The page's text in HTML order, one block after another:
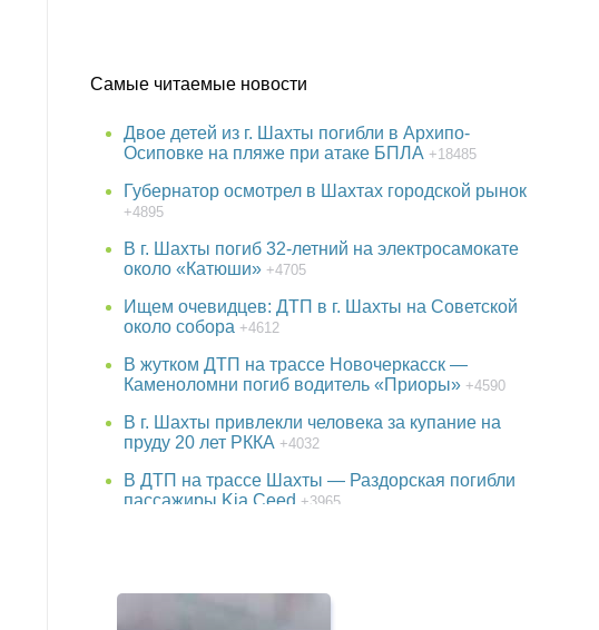
Самые читаемые новости
Двое детей из г. Шахты погибли в Архипо-
Осиповке на пляже при атаке БПЛА +18485
Губернатор осмотрел в Шахтах городской рынок
+4895
В г. Шахты погиб 32-летний на электросамокате
около «Катюши» +4705
Ищем очевидцев: ДТП в г. Шахты на Советской
около собора +4612
В жутком ДТП на трассе Новочеркасск —
Каменоломни погиб водитель «Приоры» +4590
В г. Шахты привлекли человека за купание на
пруду 20 лет РККА +4032
В ДТП на трассе Шахты — Раздорская погибли
пассажиры Kia Ceed +3965
В парке г. Шахты появится огромный фонтан